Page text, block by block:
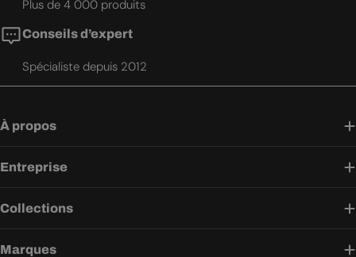
Plus de 4 000 produits
Conseils d’expert
Spécialiste depuis 2012
À propos
Entreprise
Collections
Marques